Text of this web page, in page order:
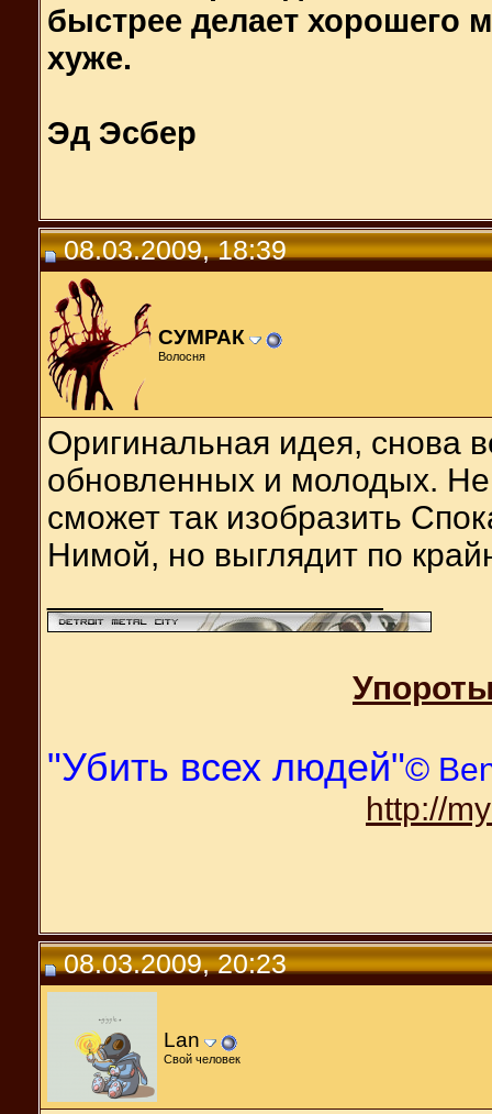
быстрее делает хорошего
хуже.
Эд Эсбер
08.03.2009, 18:39
СУМРАК
Волосня
Оригинальная идея, снова
обновленных и молодых.
сможет так изобразить
Нимой, но выглядит по
"Убить всех людей"©
http://
08.03.2009, 20:23
Lan
Свой человек